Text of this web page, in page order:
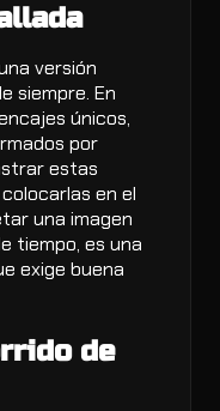
versión
siempre. En
únicos,
por
estas
en el
una imagen
tiempo, es una
exige buena
de